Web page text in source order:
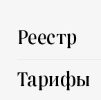
Реестр
Тарифы